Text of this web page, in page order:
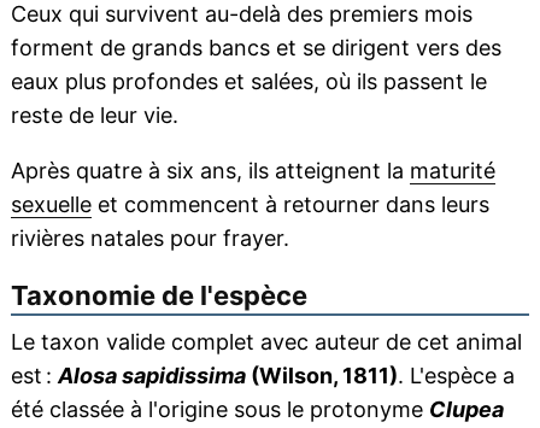
Ceux qui survivent au-delà des premiers mois
forment de grands bancs et se dirigent vers des
eaux plus profondes et salées, où ils passent le
reste de leur vie.
Après quatre à six ans, ils atteignent la maturité
sexuelleet commencent à retourner dans leurs
rivières natales pour frayer.
Taxonomie de l'espèce
Le taxon valide complet avec auteur de cet animal
est : Alosa sapidissima(Wilson, 1811). L'espèce a
été classée à l'origine sous le protonyme Clupea